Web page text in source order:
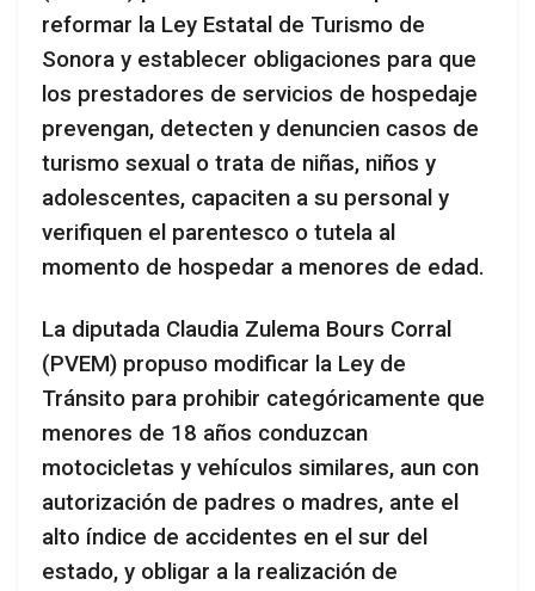
reformar la Ley Estatal de Turismo de
Sonora y establecer obligaciones para que
los prestadores de servicios de hospedaje
prevengan, detecten y denuncien casos de
turismo sexual o trata de niñas, niños y
adolescentes, capaciten a su personal y
verifiquen el parentesco o tutela al
momento de hospedar a menores de edad.
La diputada Claudia Zulema Bours Corral
(PVEM) propuso modificar la Ley de
Tránsito para prohibir categóricamente que
menores de 18 años conduzcan
motocicletas y vehículos similares, aun con
autorización de padres o madres, ante el
alto índice de accidentes en el sur del
estado, y obligar a la realización de